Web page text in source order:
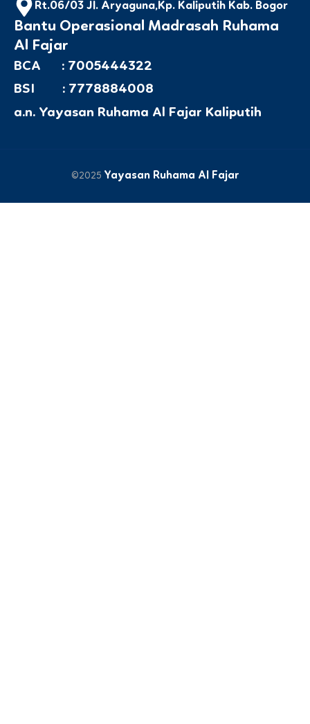
Rt.06/03 Jl. Aryaguna,Kp. Kaliputih Kab. Bogor
Bantu Operasional Madrasah Ruhama
Al Fajar
BCA : 7005444322
BSI : 7778884008
a.n. Yayasan Ruhama Al Fajar Kaliputih
©2025 Yayasan Ruhama Al Fajar